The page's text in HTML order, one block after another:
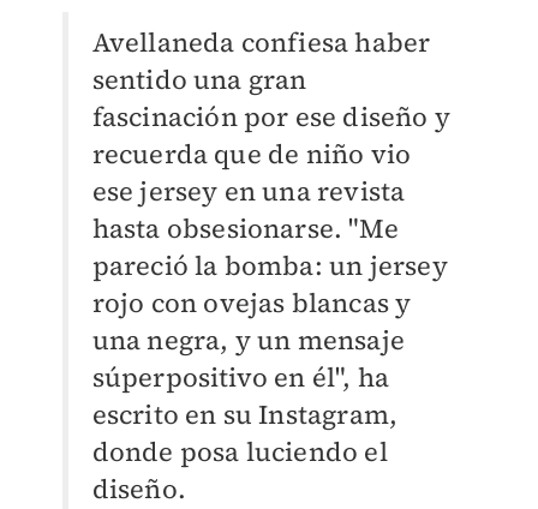
Avellaneda confiesa haber
sentido una gran
fascinación por ese diseño y
recuerda que de niño vio
ese jersey en una revista
hasta obsesionarse. "Me
pareció la bomba: un jersey
rojo con ovejas blancas y
una negra, y un mensaje
súperpositivo en él", ha
escrito en su Instagram,
donde posa luciendo el
diseño.